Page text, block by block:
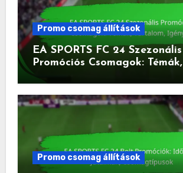
Promo csomag állítások
EA SPORTS FC 24 Szezonális
Promóciós Csomagok: Témák,
Tartalom, Igénylés
Promo csomag állítások